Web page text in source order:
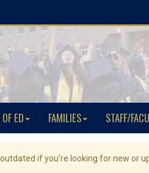
ED FAMILIES STAFF/
if you're looking for new or